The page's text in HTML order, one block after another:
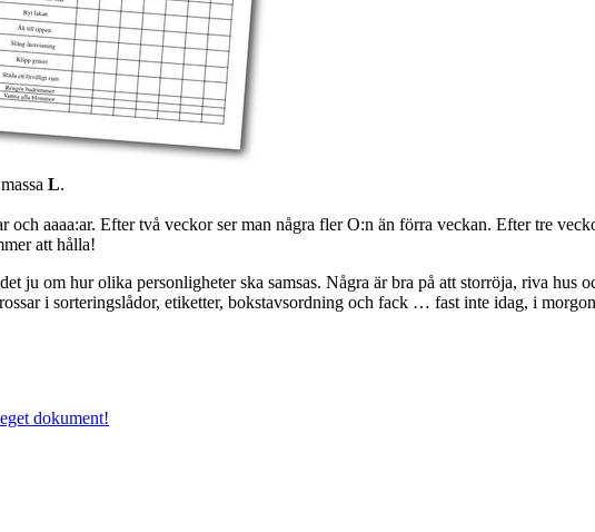
L.
aaaa:ar. Efter två veckor ser man några fler O:n än förra veckan. Efter tre
att hålla!
ju om hur olika personligheter ska samsas. Några är bra på att storröja, riva hus
i sorteringslådor, etiketter, bokstavsordning och fack … fast inte idag, i
dokument!